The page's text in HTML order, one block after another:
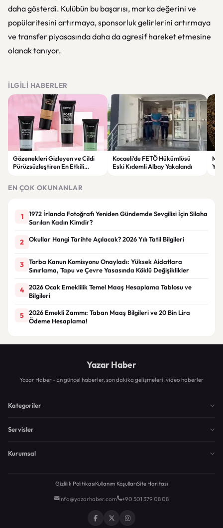
daha gösterdi. Kulübün bu başarısı, marka değerini ve
popülaritesini artırmaya, sponsorluk gelirlerini artırmaya
ve transfer piyasasında daha da agresif hareket etmesine
olanak tanıyor.
İLGILI HABERLER
Gözenekleri Gizleyen ve Cildi
Pürüzsüzleştiren En Etkili
Kocaeli’de FETÖ Hükümlüsü
Eski Kıdemli Albay Yakalandı
EN ÇOK OKUNANLAR
1
1972 İrlanda Fotoğrafı Yeniden Gündemde Sevgilisi İçin Silaha
Sarılan Kadın Kimdir?
2 Okullar Hangi Tarihte Açılacak? 2026 Yılı Tatil Bilgileri
3
Torba Kanun Komisyonu Onayladı: Yüksek Aidatlara
Sınırlama, Tapu ve Çevre Yasasında Köklü Değişiklikler
4
2026 Ocak Emeklilik Temel Maaş Hesaplama Tablosu ve
Bilgileri
5
2026 Emekli Zammı: Taban Maaş Bilgileri ve 20 Bin Lira
Ödeme Hesaplama!
Yazar Haber
Yazar Haber - En güncel haberler, son dakika gelişmeleri, video haberler
Kategoriler
Servisler
Kurumsal
Gizlilik PolitikasıKullanım KoşullarıSite Haritası
info@yazarhaber.com +90 501 379 08 08